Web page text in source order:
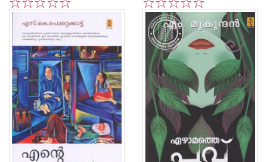
1 5
4
3
2
1